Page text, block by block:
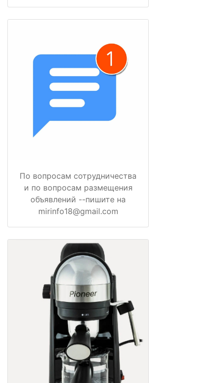
По вопросам сотрудничества
и по вопросам размещения
объявлений --пишите на
mirinfo18@gmail.com